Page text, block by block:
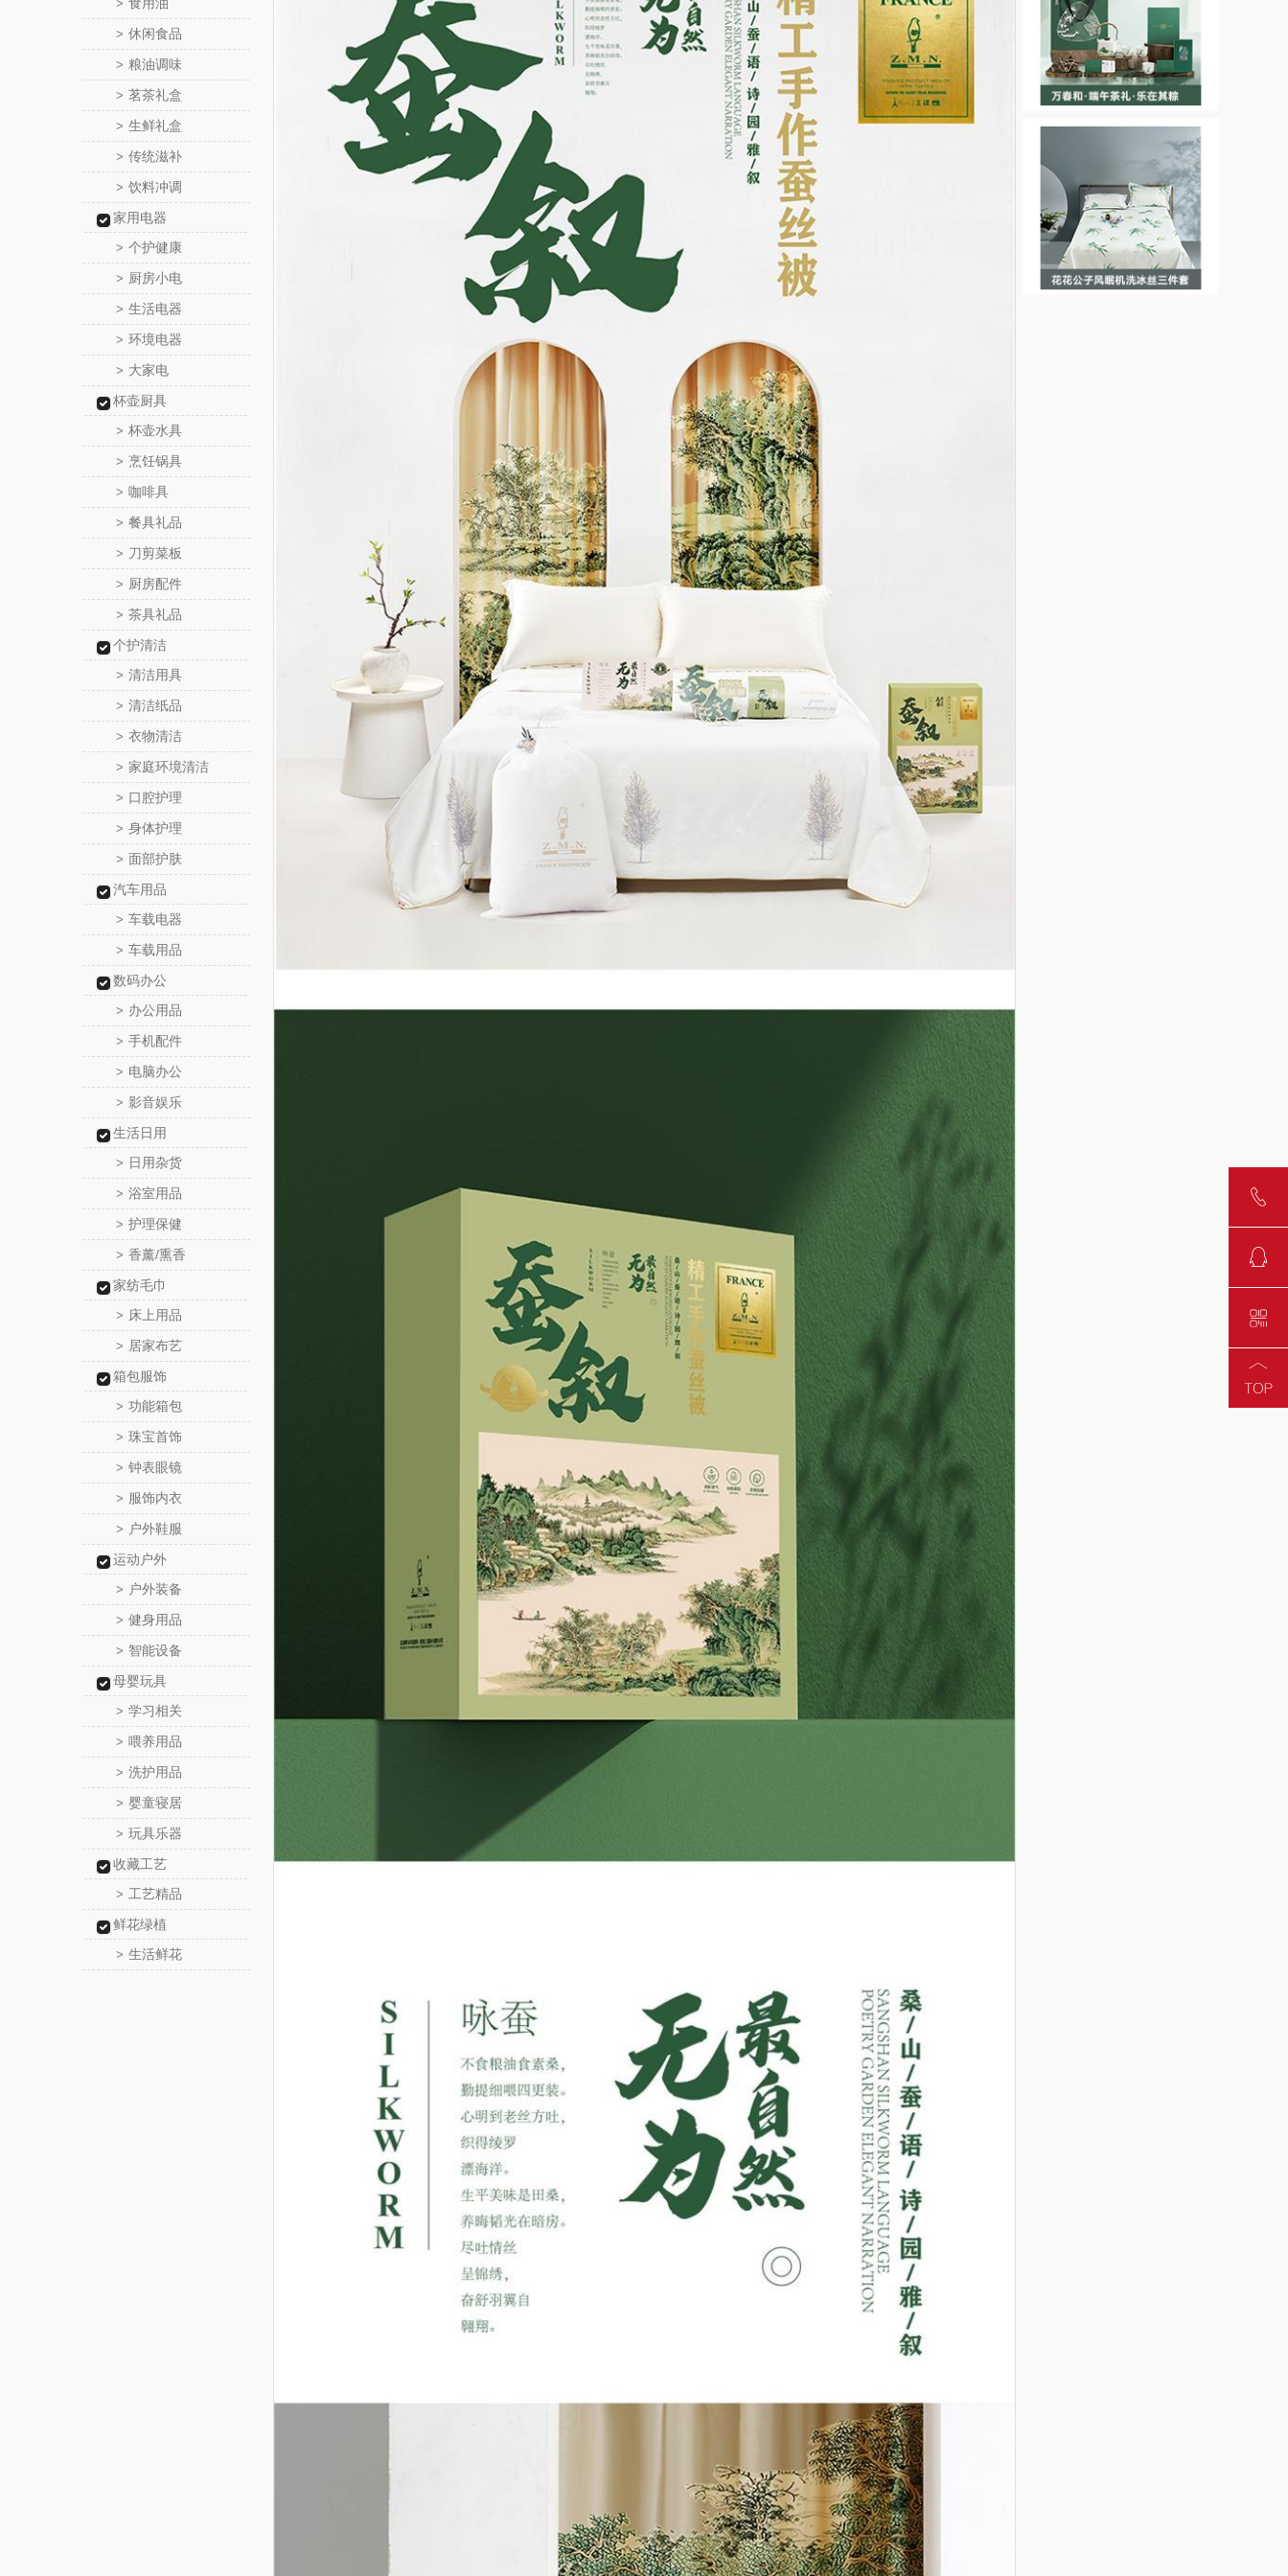
>
> 休闲食品
> 粮油调味
> 茗茶礼盒
> 生鲜礼盒
> 传统滋补
> 饮料冲调
家用电器
> 个护健康
> 厨房小电
> 生活电器
> 环境电器
> 大家电
杯壶厨具
> 杯壶水具
> 烹饪锅具
> 咖啡具
> 餐具礼品
> 刀剪菜板
> 厨房配件
> 茶具礼品
个护清洁
> 清洁用具
> 清洁纸品
> 衣物清洁
> 家庭环境清洁
> 口腔护理
> 身体护理
> 面部护肤
汽车用品
> 车载电器
> 车载用品
数码办公
> 办公用品
> 手机配件
> 电脑办公
> 影音娱乐
生活日用
> 日用杂货
> 浴室用品
> 护理保健
> 香薰/熏香
家纺毛巾
> 床上用品
> 居家布艺
箱包服饰
> 功能箱包
> 珠宝首饰
> 钟表眼镜
> 服饰内衣
> 户外鞋服
运动户外
> 户外装备
> 健身用品
> 智能设备
母婴玩具
> 学习相关
> 喂养用品
> 洗护用品
> 婴童寝居
> 玩具乐器
收藏工艺
> 工艺精品
鲜花绿植
> 生活鲜花